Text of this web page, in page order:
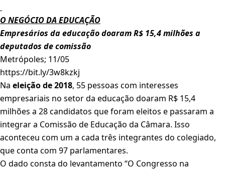
O NEGÓCIO DA EDUCAÇÃO
Empresários da educação doaram R$ 15,4 milhões a
deputados de comissão
Metrópoles; 11/05
https://bit.ly/3w8kzkj
Na eleição de 2018, 55 pessoas com interesses
empresariais no setor da educação doaram R$ 15,4
milhões a 28 candidatos que foram eleitos e passaram a
integrar a Comissão de Educação da Câmara. Isso
aconteceu com um a cada três integrantes do colegiado,
que conta com 97 parlamentares.
O dado consta do levantamento “O Congresso na